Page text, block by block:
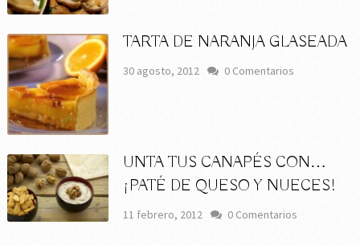
TARTA DE NARANJA GLASEADA
30 agosto, 2012 0 Comentarios
UNTA TUS CANAPÉS CON…
¡PATÉ DE QUESO Y NUECES!
11 febrero, 2012 0 Comentarios